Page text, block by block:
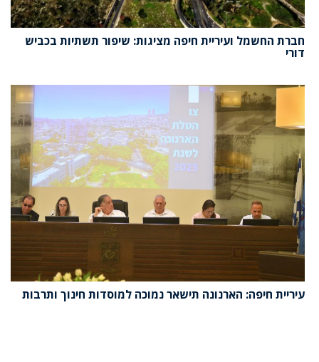
חברת החשמל ועיריית חיפה מציגות: שיפור תשתיות בכביש
דורי
עיריית חיפה: הארנונה תישאר נמוכה למוסדות חינוך ותרבות